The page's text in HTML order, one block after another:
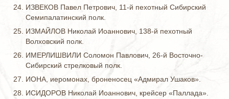
ИЗВЕКОВ Павел Петрович, 11-й пехотный Сибирский
Семипалатинский полк.
ИЗМАЙЛОВ Николай Иоаннович, 138-й пехотный
Волховский полк.
ИМЕРЛИШВИЛИ Соломон Павлович, 26-й Восточно-
Сибирский стрелковый полк.
ИОНА, иеромонах, броненосец «Адмирал Ушаков».
ИСИДОРОВ Николай Иоаннович, крейсер «Паллада».